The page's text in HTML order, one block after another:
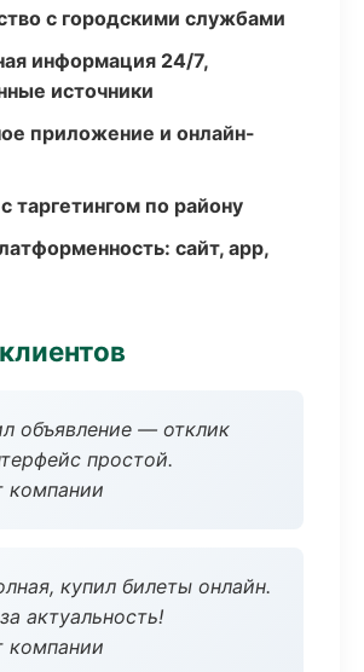
с городскими службами
информация 24/7,
источники
приложение и онлайн-
таргетингом по району
сайт, app,
объявление — отклик
простой.
компании
купил билеты онлайн.
актуальность!
компании